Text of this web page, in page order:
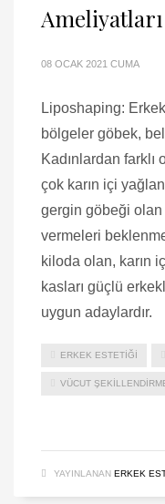
Ameliyatları
08 OCAK 2021 CUMA
Liposhaping:
bölgeler göbek,
Kadınlardan
çok karın içi
gergin göbeği
vermeleri
kiloda olan, karın
kasları güçlü
uygun adaylardır.
ERKEK ESTETIĞI
VÜCUT
YAYINLANAN ERKEK